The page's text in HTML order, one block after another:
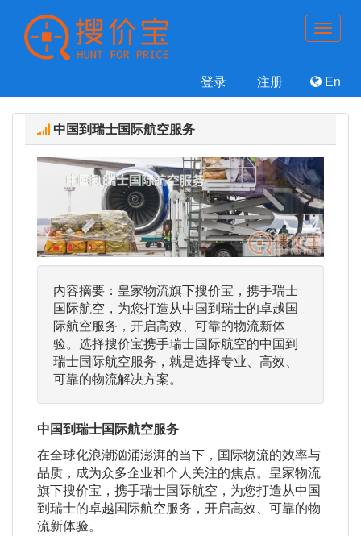
登录 注册 En
中国到瑞士国际航空服务
内容摘要：皇家物流旗下搜价宝，携手瑞士
国际航空，为您打造从中国到瑞士的卓越国
际航空服务，开启高效、可靠的物流新体
验。选择搜价宝携手瑞士国际航空的中国到
瑞士国际航空服务，就是选择专业、高效、
可靠的物流解决方案。
中国到瑞士国际航空服务
在全球化浪潮汹涌澎湃的当下，国际物流的效率与
品质，成为众多企业和个人关注的焦点。皇家物流
旗下搜价宝，携手瑞士国际航空，为您打造从中国
到瑞士的卓越国际航空服务，开启高效、可靠的物
流新体验。